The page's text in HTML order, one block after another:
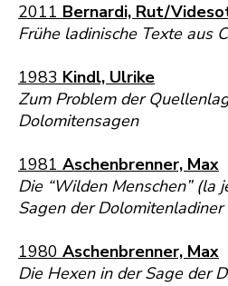
2011 Bernardi, Rut/
Frühe ladinische Texte aus
1983 Kindl, Ulrike
Zum Problem der
Dolomitensagen
1981 Aschenbrenner, Max
Die “Wilden Menschen” (la
Sagen der Dolomitenladiner
1980 Aschenbrenner, Max
Die Hexen in der Sage der